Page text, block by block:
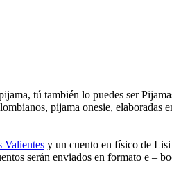
tú también lo puedes ser
pijama onesie,
Valientes y un cuento en físico de
serán enviados en formato e